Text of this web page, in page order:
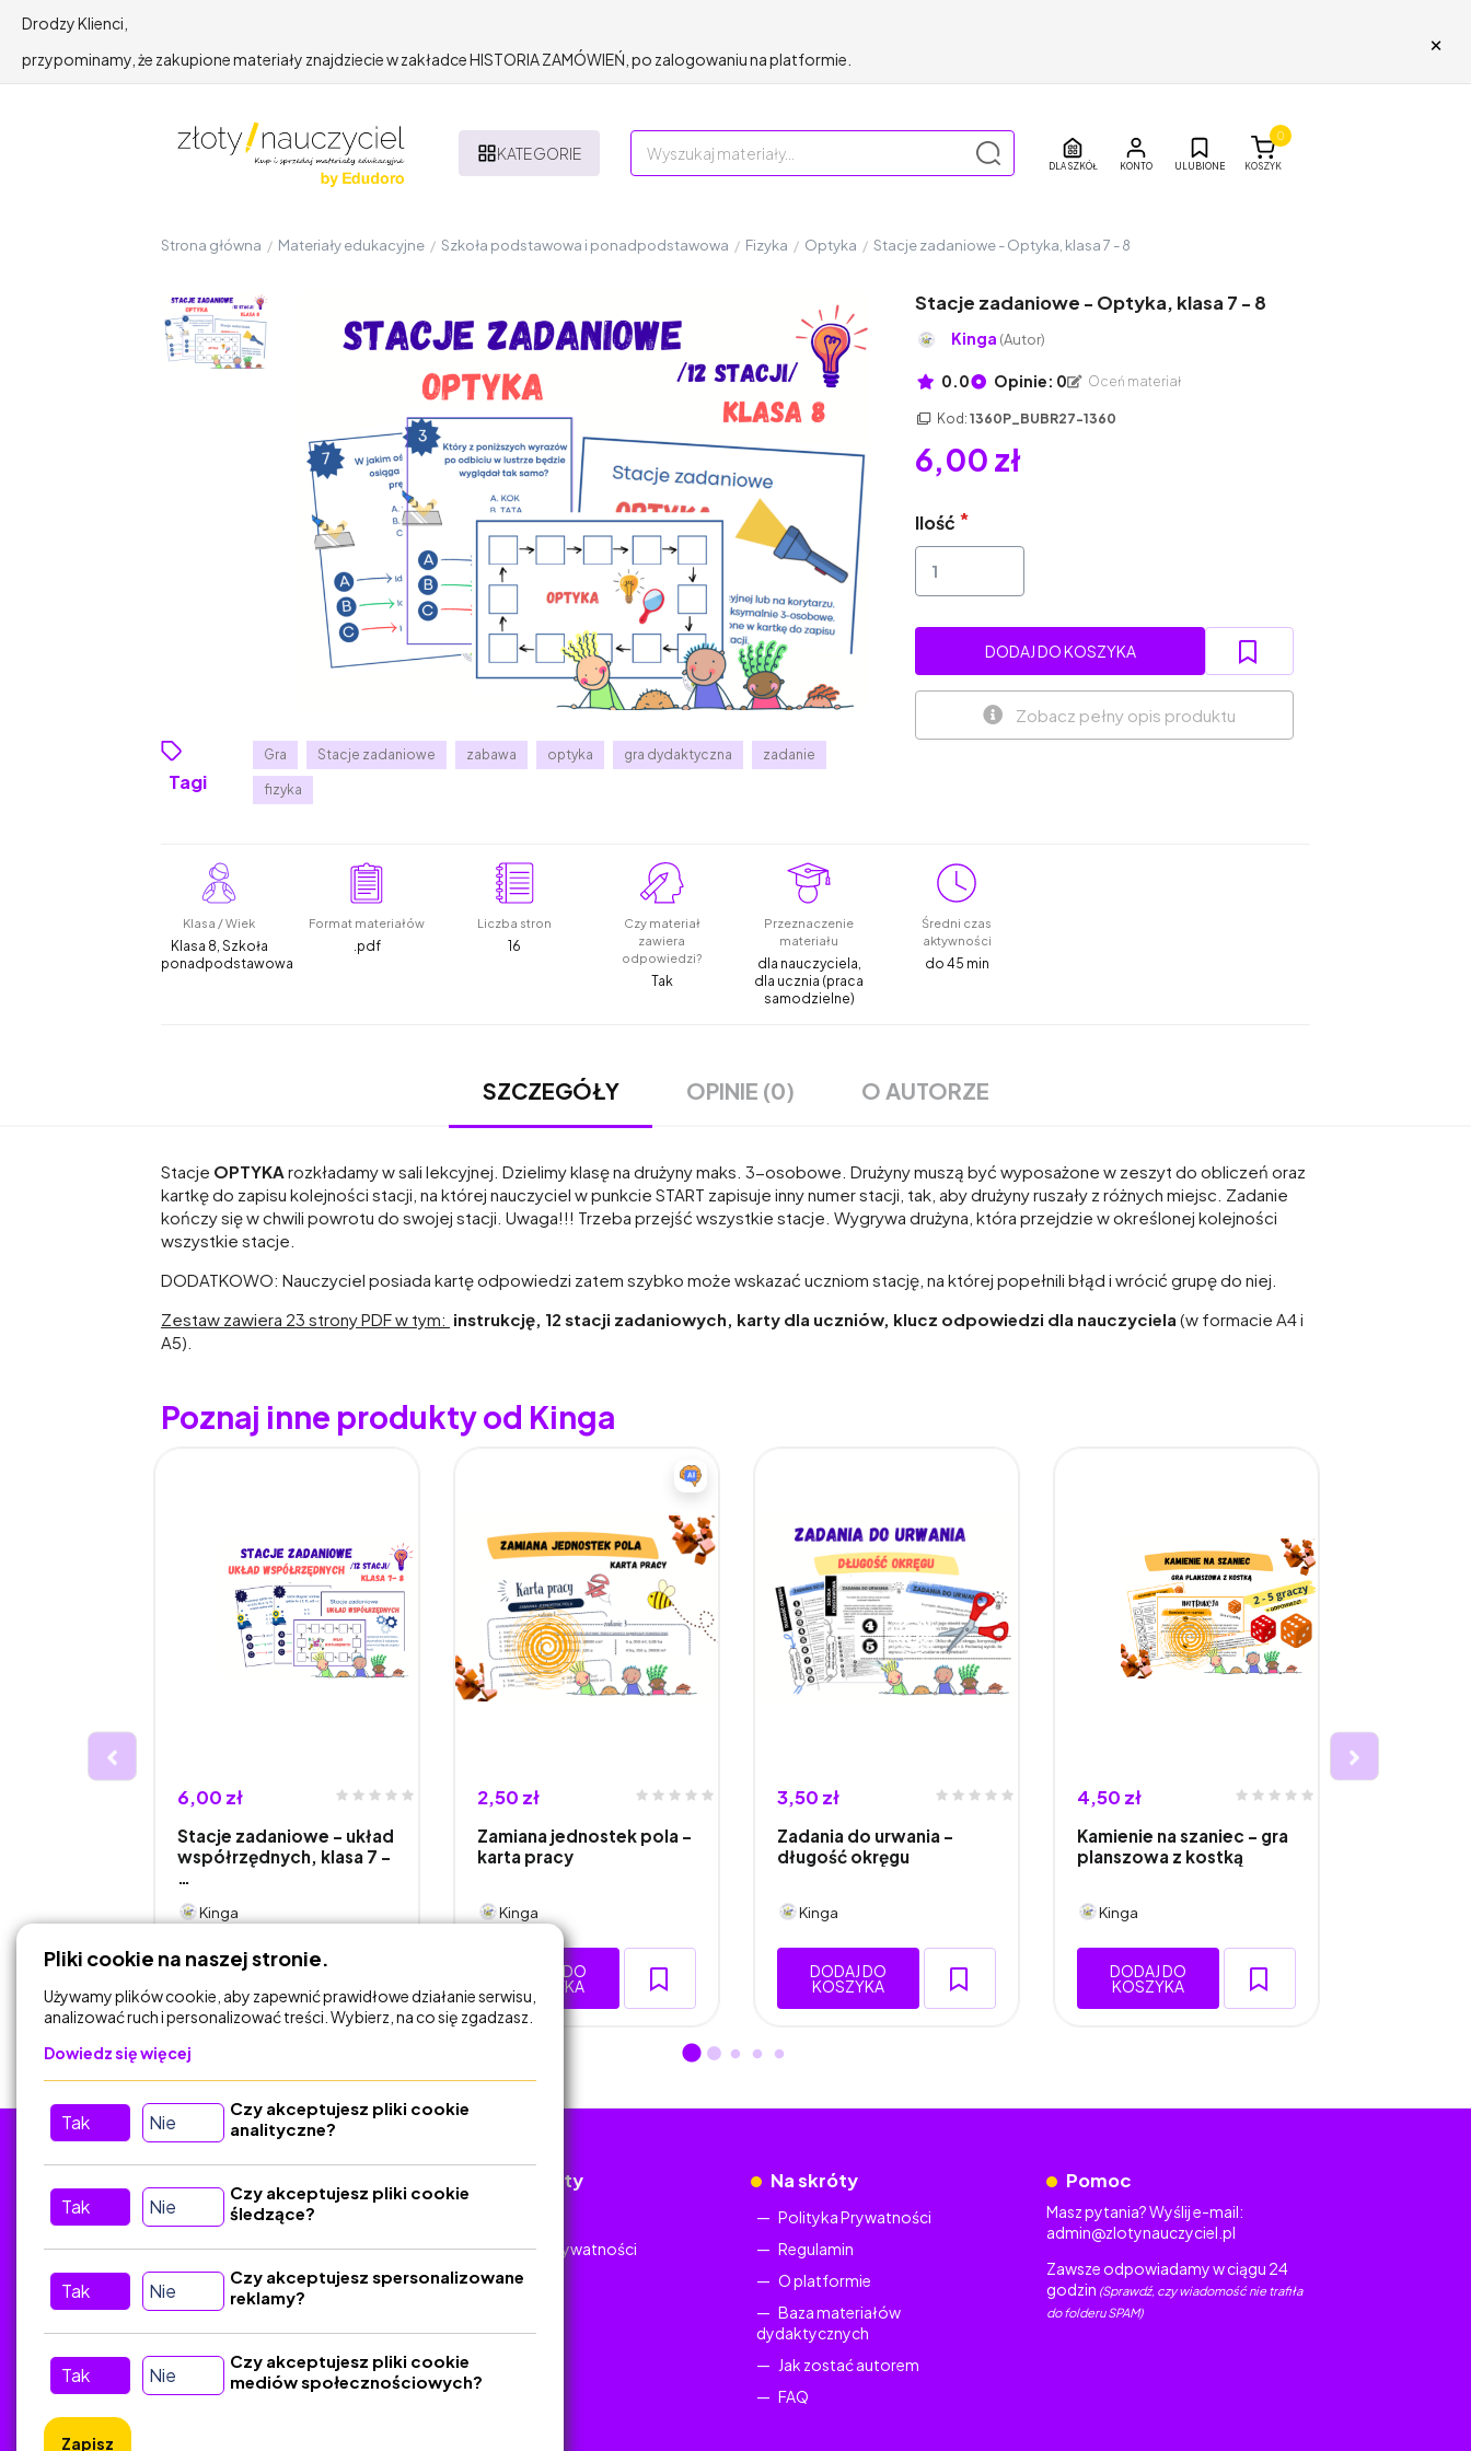
Drodzy Klienci,
przypominamy, że zakupione materiały znajdziecie w zakładce HISTORIA ZAMÓWIEŃ, po zalogowaniu na platformie.
×
KATEGORIE
DLA SZKÓŁ ULUBIONE KOSZYK
0
Strona główna / Materiały edukacyjne / Szkoła podstawowa i ponadpodstawowa / Fizyka / Optyka / Stacje zadaniowe - Optyka, klasa 7 - 8
Tagi
Gra Stacje zadaniowe zabawa optyka gra dydaktyczna zadanie
fizyka
Stacje zadaniowe - Optyka, klasa 7 - 8
Kinga (Autor)
0.0 Opinie: 0 Oceń materiał
Kod:1360P_BUBR27-1360
6,00 zł
Ilość
DODAJ DO KOSZYKA
Zobacz pełny opis produktu
Klasa / Wiek
Klasa 8, Szkoła
ponadpodstawowa
Format materiałów
.pdf
Liczba stron
16
Czy materiał
zawiera
odpowiedzi?
Tak
Przeznaczenie
materiału
dla nauczyciela,
dla ucznia (praca
samodzielne)
Średni czas
aktywności
do 45 min
SZCZEGÓŁY OPINIE (0) O AUTORZE
Stacje OPTYKA rozkładamy w sali lekcyjnej. Dzielimy klasę na drużyny maks. 3-osobowe. Drużyny muszą być wyposażone w zeszyt do obliczeń oraz
kartkę do zapisu kolejności stacji, na której nauczyciel w punkcie START zapisuje inny numer stacji, tak, aby drużyny ruszały z różnych miejsc. Zadanie
kończy się w chwili powrotu do swojej stacji. Uwaga!!! Trzeba przejść wszystkie stacje. Wygrywa drużyna, która przejdzie w określonej kolejności
wszystkie stacje.
DODATKOWO: Nauczyciel posiada kartę odpowiedzi zatem szybko może wskazać uczniom stację, na której popełnili błąd i wrócić grupę do niej.
Zestaw zawiera 23 strony PDF w tym: instrukcję, 12 stacji zadaniowych, karty dla uczniów, klucz odpowiedzi dla nauczyciela (w formacie A4 i
A5).
Poznaj inne produkty od Kinga
6,00 zł
Stacje zadaniowe - układ
współrzędnych, klasa 7 -
…
Kinga
DODAJ DO
KOSZYKA
2,50 zł
Zamiana jednostek pola -
karta pracy
Kinga
DODAJ DO
KOSZYKA
3,50 zł
Zadania do urwania –
długość okręgu
Kinga
DODAJ DO
KOSZYKA
4,50 zł
Kamienie na szaniec - gra
planszowa z kostką
Kinga
DODAJ DO
KOSZYKA
Kontakt
Dokumenty
Polityka Prywatności
Na skróty
Polityka Prywatności
Regulamin
O platformie
Baza materiałów
dydaktycznych
Jak zostać autorem
FAQ
Pomoc
Masz pytania? Wyślij e-mail:
admin@zlotynauczyciel.pl
Zawsze odpowiadamy w ciągu 24
godzin (Sprawdź, czy wiadomość nie trafiła
do folderu SPAM)
Pliki cookie na naszej stronie.
Używamy plików cookie, aby zapewnić prawidłowe działanie serwisu,
analizować ruch i personalizować treści. Wybierz, na co się zgadzasz.
Dowiedz się więcej
Tak Nie
Czy akceptujesz pliki cookie
analityczne?
Tak Nie
Czy akceptujesz pliki cookie
śledzące?
Tak Nie
Czy akceptujesz spersonalizowane
reklamy?
Tak Nie
Czy akceptujesz pliki cookie
mediów społecznościowych?
Zapisz